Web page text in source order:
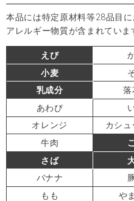
本品には特定原材料等28品目
アレルギー物質が含まれていま
えび
小麦
乳成分
落
あわび
オレンジ
カシ
牛肉
さば
バナナ
もも
や